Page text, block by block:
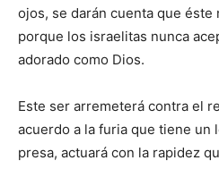
ojos, se darán cuenta que éste
porque los israelitas nunca
adorado como Dios.
Este ser arremeterá contra el
acuerdo a la furia que tiene un
presa, actuará con la rapidez